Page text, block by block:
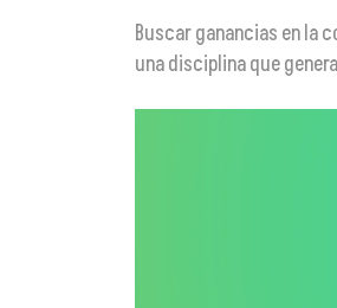
Buscar ganancias en la
una disciplina que